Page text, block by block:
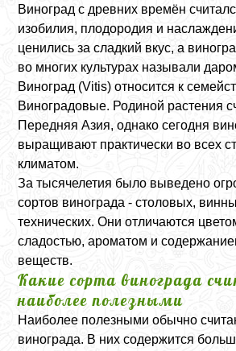
Виноград с древних времён
изобилия, плодородия и
ценились за сладкий вкус, а
во многих культурах называли
Виноград (Vitis) относится к
Виноградовые. Родиной растения
Передняя Азия, однако сегодня
выращивают практически во всех
климатом.
За тысячелетия было выведено
сортов винограда - столовых,
технических. Они отличаются
сладостью, ароматом и
веществ.
Какие сорта винограда
наиболее полезными
Наиболее полезными обычно
винограда. В них содержится